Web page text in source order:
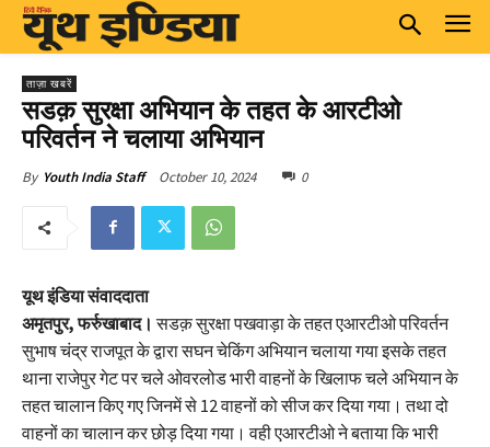
ताज़ा खबरें
सडक़ सुरक्षा अभियान के तहत के आरटीओ
परिवर्तन ने चलाया अभियान
By Youth India Staff October 10, 2024 0
यूथ इंडिया संवाददाता
अमृतपुर, फर्रुखाबाद। सडक़ सुरक्षा पखवाड़ा के तहत एआरटीओ परिवर्तन
सुभाष चंद्र राजपूत के द्वारा सघन चेकिंग अभियान चलाया गया इसके तहत
थाना राजेपुर गेट पर चले ओवरलोड भारी वाहनों के खिलाफ चले अभियान के
तहत चालान किए गए जिनमें से 12 वाहनों को सीज कर दिया गया। तथा दो
वाहनों का चालान कर छोड़ दिया गया। वही एआरटीओ ने बताया कि भारी